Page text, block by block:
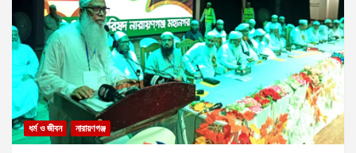
ধর্ম ও জীবন নারায়ণগঞ্জ